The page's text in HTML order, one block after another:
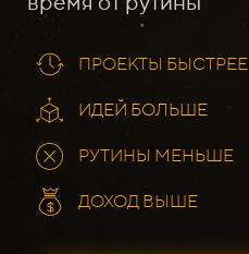
ПРОЕКТЫ БЫСТРЕЕ
ИДЕЙ БОЛЬШЕ
РУТИНЫ МЕНЬШЕ
ДОХОД ВЫШЕ